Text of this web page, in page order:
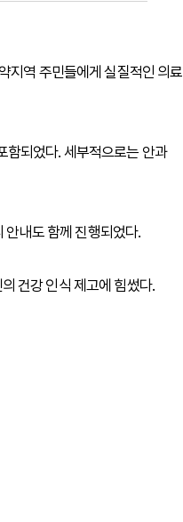
지역 주민들에게 실질적인 의료
함되었다. 세부적으로는 안과
안내도 함께 진행되었다.
건강 인식 제고에 힘썼다.